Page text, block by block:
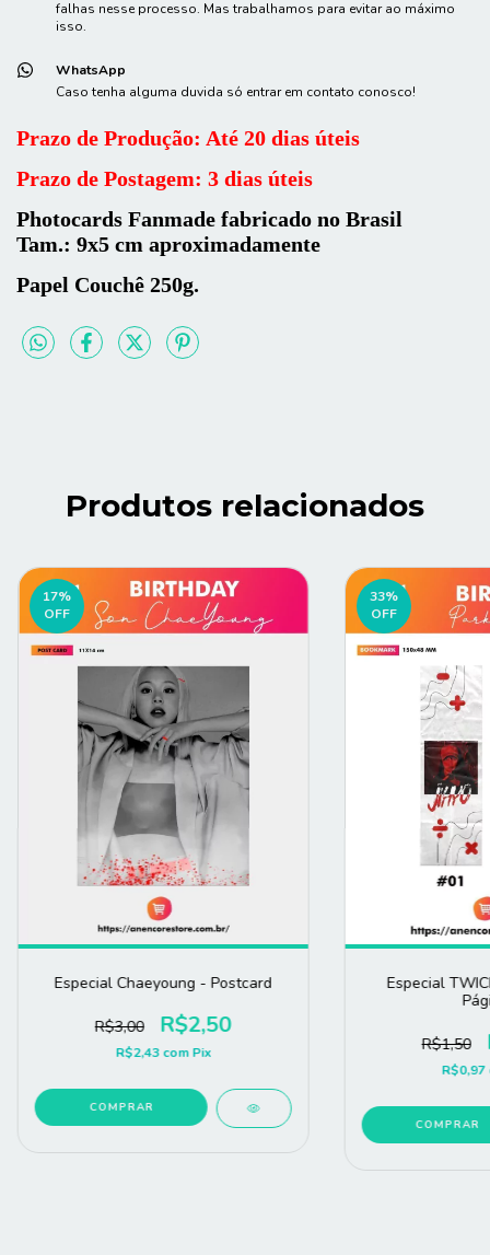
falhas nesse processo. Mas trabalhamos para evitar ao máximo
isso.
WhatsApp
Caso tenha alguma duvida só entrar em contato conosco!
Prazo de Produção: Até 20 dias úteis
Prazo de Postagem: 3 dias úteis
Photocards Fanmade fabricado no Brasil
Tam.: 9x5 cm aproximadamente
Papel Couchê 250g.
Produtos relacionados
17%
OFF
Especial Chaeyoung - Postcard
R$3,00 R$2,50
R$2,43com Pix
COMPRAR
33%
OFF
Especial
R$1,50
R$0,97
COMPRAR